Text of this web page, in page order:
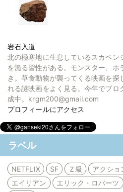
岩石入道
北の極寒地に生息しているスカベン
を漁る習性がある。モンスター、
き。草食動物が襲ってくる映画を探
れる謎映画をよく見る。今年でブ
成中。krgm200@gmail.com
プロフィールにアクセス
ラベル
NETFLIX SF Ｚ級 アクショ
エイリアン
エリック・ロバーツ